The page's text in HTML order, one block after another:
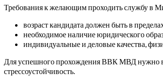
Требования к желающим проходить службу в
возраст кандидата должен быть в
необходимое наличие юридического
индивидуальные и деловые качества,
Для успешного прохождения ВВК МВД нужно
стрессоустойчивость.